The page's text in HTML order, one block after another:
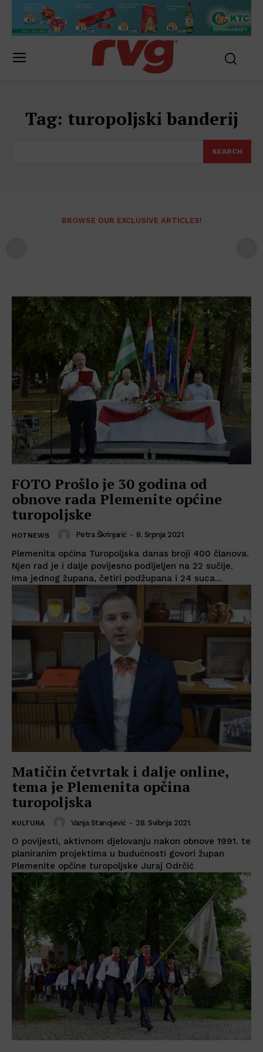
Tag: turopoljski banderij
SEARCH
BROWSE OUR EXCLUSIVE ARTICLES!
FOTO Prošlo je 30 godina od
obnove rada Plemenite općine
turopoljske
HOTNEWS Petra Škrinjarić - 8. Srpnja 2021.
Plemenita općina Turopoljska danas broji 400 članova.
Njen rad je i dalje povijesno podijeljen na 22 sučije.
Ima jednog župana, četiri podžupana i 24 suca...
Matičin četvrtak i dalje online,
tema je Plemenita opčina
turopoljska
KULTURA Vanja Stanojević - 28. Svibnja 2021.
O povijesti, aktivnom djelovanju nakon obnove 1991. te
planiranim projektima u budućnosti govori župan
Plemenite opčine turopoljske Juraj Odrčić